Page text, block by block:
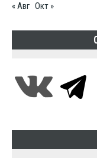
« Авг Окт »